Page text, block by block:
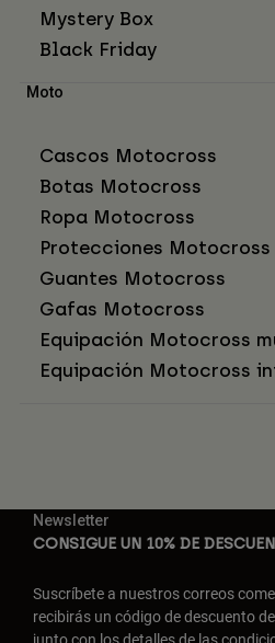
Mystery Box
Black Friday
Moto
Cascos Motocross
Botas Motocross
Ropa Motocross
Protecciones Motocross
Guantes Motocross
Gafas Motocross
Equipación Motocross
Equipación Motocross
Newsletter
CONSIGUE UN 10% DE
Suscríbete a nuestros correos
recibirás un código de descuento